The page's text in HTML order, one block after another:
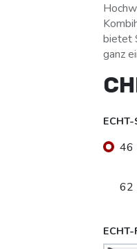
bietet
ganz
ECHT-
46
62